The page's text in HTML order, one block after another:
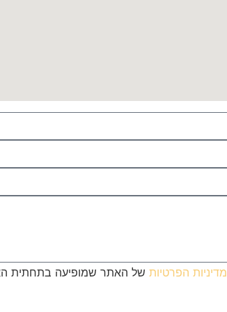
מדיניות הפרטיות של האתר שמופיעה בתחתית